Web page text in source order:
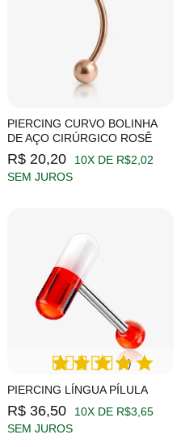
PIERCING CURVO BOLINHA
DE AÇO CIRÚRGICO ROSÊ
R$ 20,20
10X DE R$2,02
SEM JUROS
PIERCING LÍNGUA PÍLULA
(1)
R$ 36,50
10X DE R$3,65
SEM JUROS